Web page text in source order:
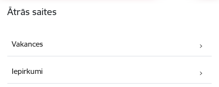
Ātrās saites
Vakances
Iepirkumi